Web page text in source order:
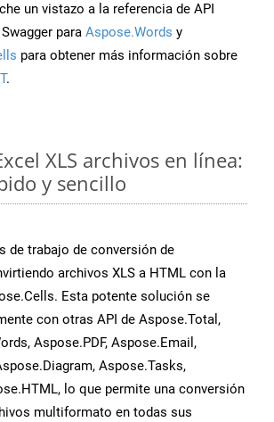
un vistazo a la referencia de API
para Aspose.Words y
para obtener más información sobre
.
XLS archivos en línea:
y sencillo
de trabajo de conversión de
archivos XLS a HTML con la
Esta potente solución se
con otras API de Aspose.Total,
Aspose.PDF, Aspose.Email,
Aspose.Tasks,
lo que permite una conversión
multiformato en todas sus